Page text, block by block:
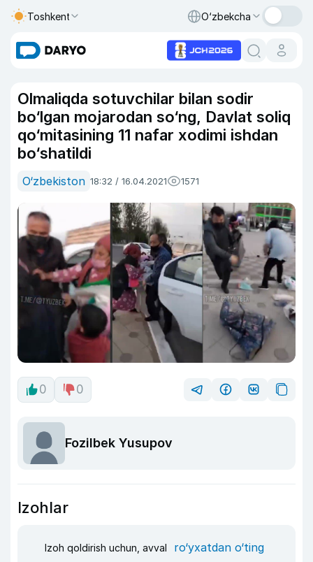
Toshkent O‘zbekcha
Olmaliqda sotuvchilar bilan sodir
bo‘lgan mojarodan so‘ng, Davlat soliq
qo‘mitasining 11 nafar xodimi ishdan
bo‘shatildi
O‘zbekiston 18:32 / 16.04.2021 1571
0 0
Fozilbek Yusupov
Izohlar
Izoh qoldirish uchun, avval ro‘yxatdan o‘ting